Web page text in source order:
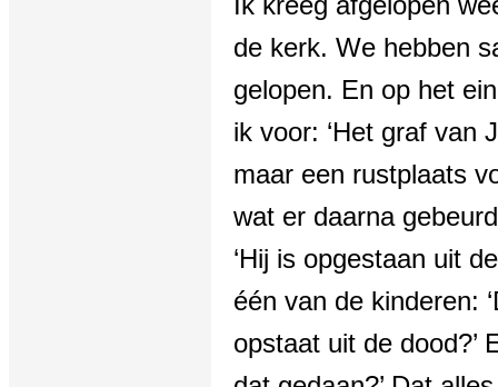
de kerk. We hebben
gelopen. En op het
ik voor: ‘Het graf van
maar een rustplaats
wat er daarna
‘Hij is opgestaan uit
één van de kinderen:
opstaat uit de dood?’